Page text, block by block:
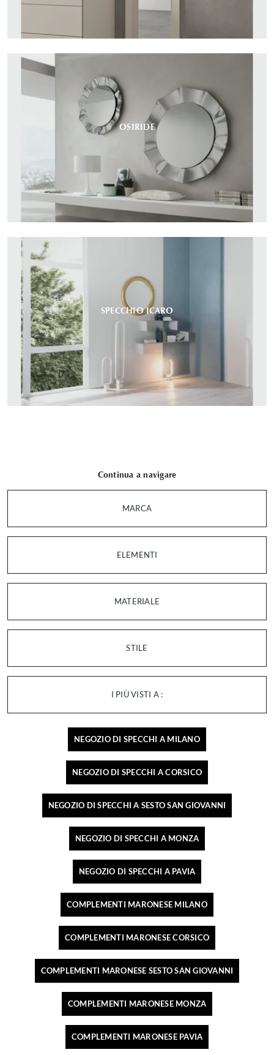
OSIRIDE
SPECCHIO ICARO
Continua a navigare
MARCA
ELEMENTI
MATERIALE
STILE
I PIÙ VISTI A :
NEGOZIO DI SPECCHI A MILANO
NEGOZIO DI SPECCHI A CORSICO
NEGOZIO DI SPECCHI A SESTO SAN GIOVANNI
NEGOZIO DI SPECCHI A MONZA
NEGOZIO DI SPECCHI A PAVIA
COMPLEMENTI MARONESE MILANO
COMPLEMENTI MARONESE CORSICO
COMPLEMENTI MARONESE SESTO SAN GIOVANNI
COMPLEMENTI MARONESE MONZA
COMPLEMENTI MARONESE PAVIA